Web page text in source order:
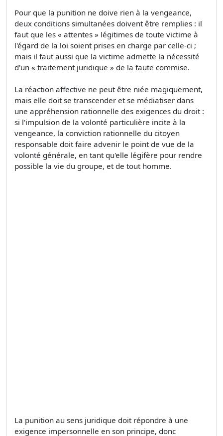
Pour que la punition ne doive rien à la vengeance,
deux conditions simultanées doivent être remplies : il
faut que les « attentes » légitimes de toute victime à
l'égard de la loi soient prises en charge par celle-ci ;
mais il faut aussi que la victime admette la nécessité
d'un « traitement juridique » de la faute commise.
La réaction affective ne peut être niée magiquement,
mais elle doit se transcender et se médiatiser dans
une appréhension rationnelle des exigences du droit :
si l'impulsion de la volonté particulière incite à la
vengeance, la conviction rationnelle du citoyen
responsable doit faire advenir le point de vue de la
volonté générale, en tant qu'elle légifère pour rendre
possible la vie du groupe, et de tout homme.
La punition au sens juridique doit répondre à une
exigence impersonnelle en son principe, donc